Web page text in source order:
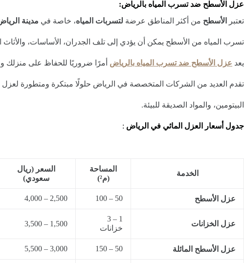
عزل الأسطح ضد تسرب المياه بالرياض:
تعتبر
الأسطح من أكثر المناطق عرضة لتسربات المياه، خاصة في مدينة
تسرب المياه من الأسطح يمكن أن يؤدي إلى تلف الجدران، الأساسات، والأثاث
يعد عزل الأسطح ضد تسرب المياه بالرياض أمرًا ضروريًا للحفاظ على منزلك
تقدم العديد من الشركات المتخصصة في الرياض حلولًا مبتكرة ومتطورة لعزل
البيتومين، والمواد الصديقة للبيئة.
جدول أسعار العزل المائي في الرياض :
الخدمة
المساحة
(م²)
السعر (ريال
سعودي)
عزل الأسطح 50 – 100
2,500 – 4,000
عزل الخزانات
1 – 3
خزانات
1,500 – 3,500
عزل الأسطح المائلة 50 – 150
3,000 – 5,500